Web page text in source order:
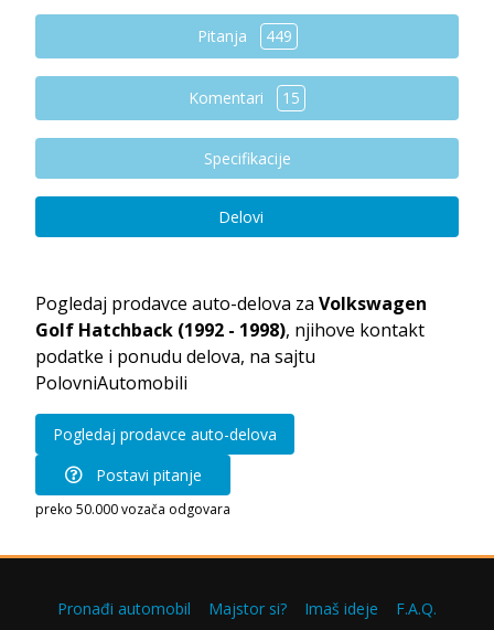
Pitanja 449
Komentari 15
Specifikacije
Delovi
Pogledaj prodavce auto-delova za Volkswagen
Golf Hatchback (1992 - 1998), njihove kontakt
podatke i ponudu delova, na sajtu
PolovniAutomobili
Pogledaj prodavce auto-delova
Postavi pitanje
preko 50.000 vozača odgovara
Pronađi automobil Majstor si? Imaš ideje
F.A.Q.